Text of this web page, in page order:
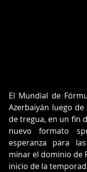
El Mundial de
Azerbaiyán luego
de tregua, en un fin
nuevo formato
esperanza para
minar el dominio de
inicio de la